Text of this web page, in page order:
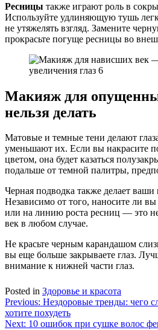
Ресницы также играют роль в
Используйте удлиняющую тушь
не утяжелять взгляд. Замените
прокрасьте погуще ресницы во
Макияж для
нельзя делать
Матовые и темные тени делают
уменьшают их. Если вы накрасите
цветом, она будет казаться
подальше от темной палитры,
Черная подводка также делает ваши
Независимо от того, наносите ли
или на линию роста ресниц — это
век в любом случае.
Не красьте черным карандашом
вы еще больше закрываете глаз.
внимание к нижней части глаз.
Posted in Здоровье и красота
Навигация
по
Previous: Нездоровые тренды: чего
хотите похудеть
Next: 10 ошибок при сушке волос